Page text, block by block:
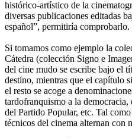
histórico-artístico de la
diversas publicaciones editadas
español”, permitiría comprobarlo.
Si tomamos como ejemplo la
Cátedra (colección Signo e
del cine mudo se escribe bajo el
destino, mientras que el capítulo
el resto se acoge a
tardofranquismo a la
del Partido Popular, etc. Tal
técnicos del cinema alternan con